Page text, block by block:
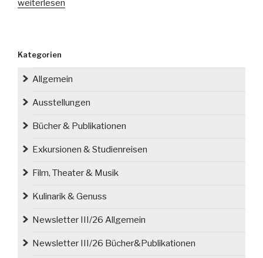
„Schloss
Film
mit
Oscar-
weiterlesen
Kategorien
Allgemein
Ausstellungen
Bücher & Publikationen
Exkursionen & Studienreisen
Film, Theater & Musik
Kulinarik & Genuss
Newsletter III/26 Allgemein
Newsletter III/26 Bücher&Publikationen